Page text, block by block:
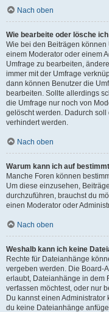
Nach oben
Wie bearbeite oder lösche
Wie bei den Beiträgen
einem Moderator oder einem
Umfrage zu bearbeiten,
immer mit der Umfrage
dann können Benutzer die
bearbeiten. Sollte allerdings
die Umfrage nur noch von
gelöscht werden. Dadurch
verhindert werden.
Nach oben
Warum kann ich auf
Manche Foren können
Um diese einzusehen,
durchzuführen, brauchst du
einen Moderator oder
Nach oben
Weshalb kann ich keine
Rechte für Dateianhänge
vergeben werden. Die Board-
erlaubt, Dateianhänge in dem
verfassen möchtest, oder nur
Du kannst einen
du keine Dateianhänge